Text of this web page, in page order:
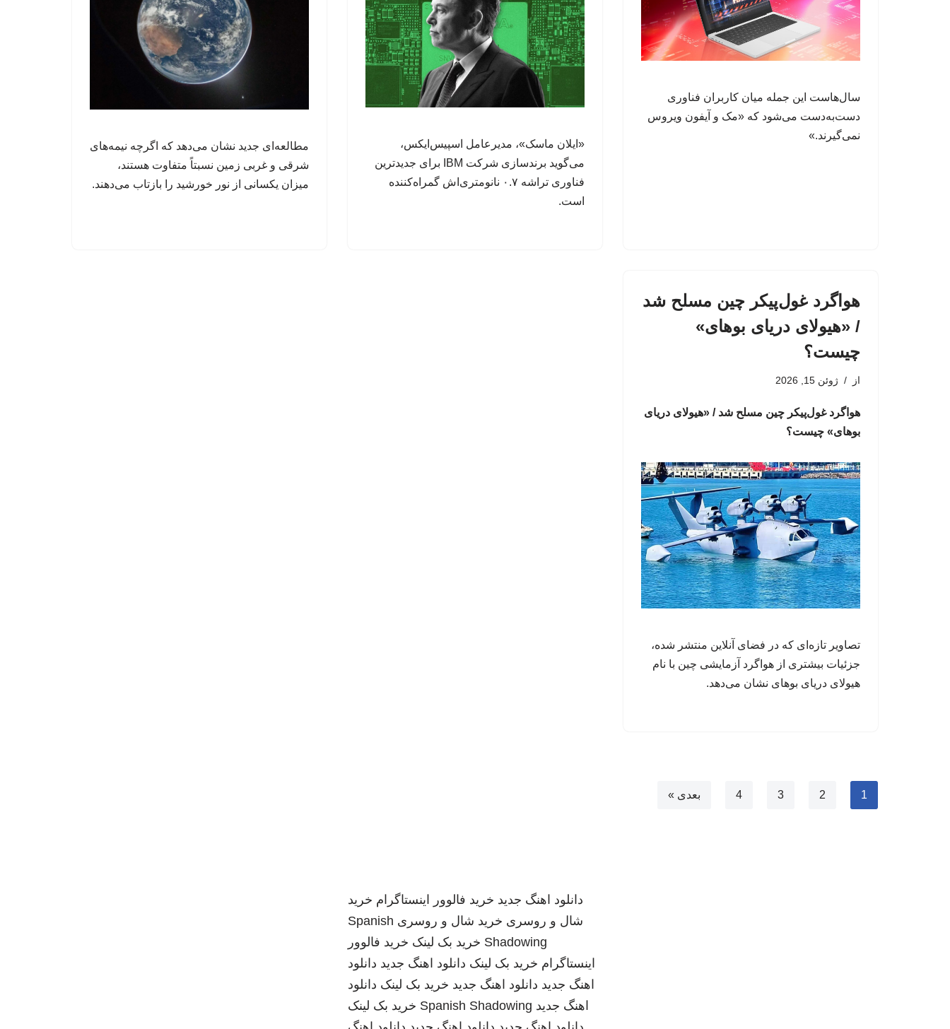
سال‌هاست این جمله میان کاربران فناوری
دست‌به‌دست می‌شود که «مک و آیفون ویروس
نمی‌گیرند.»
«ایلان ماسک»، مدیرعامل اسپیس‌ایکس،
می‌گوید برندسازی شرکت IBM برای جدیدترین
فناوری تراشه ۰.۷ نانومتری‌اش گمراه‌کننده
است.
مطالعه‌ای جدید نشان می‌دهد که اگرچه نیمه‌های
شرقی و غربی زمین نسبتاً متفاوت هستند،
میزان یکسانی از نور خورشید را بازتاب می‌دهند.
هواگرد غول‌پیکر چین مسلح شد
/ «هیولای دریای بوهای»
چیست؟
از ژوئن 15, 2026
هواگرد غول‌پیکر چین مسلح شد / «هیولای دریای
بوهای» چیست؟
تصاویر تازه‌ای که در فضای آنلاین منتشر شده،
جزئیات بیشتری از هواگرد آزمایشی چین با نام
هیولای دریای بوهای نشان می‌دهد.
1
2
3
4 بعدی »
دانلود اهنگ جدید خرید فالوور اینستاگرام خرید
شال و روسری خرید شال و روسری Spanish
Shadowing خرید بک لینک خرید فالوور
اینستاگرام خرید بک لینک دانلود اهنگ جدید دانلود
اهنگ جدید دانلود اهنگ جدید خرید بک لینک دانلود
اهنگ جدید Spanish Shadowing خرید بک لینک